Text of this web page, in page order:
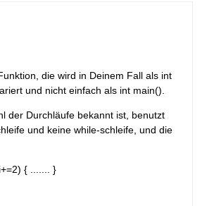
die wird in Deinem Fall als int
und nicht einfach als int main().
der Durchläufe bekannt ist, benutzt
und keine while-schleife, und die
{ ....... }